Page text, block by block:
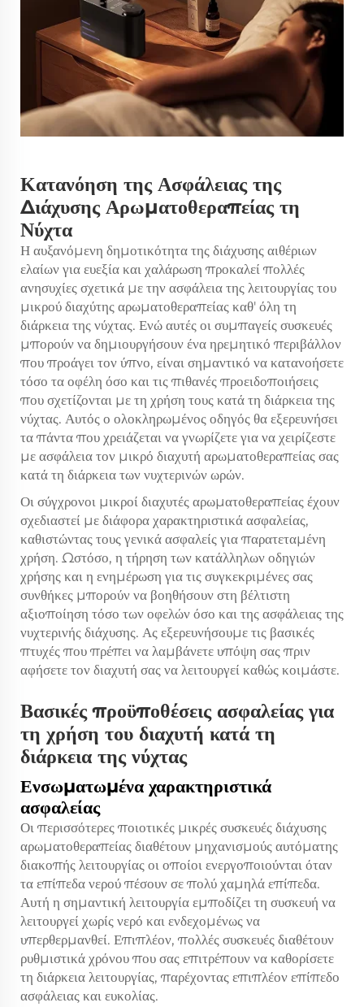
Κατανόηση της Ασφάλειας της
Διάχυσης Αρωματοθεραπείας τη
Νύχτα
Η αυξανόμενη δημοτικότητα της διάχυσης αιθέριων
ελαίων για ευεξία και χαλάρωση προκαλεί πολλές
ανησυχίες σχετικά με την ασφάλεια της λειτουργίας του
μικρού διαχύτης αρωματοθεραπείας καθ' όλη τη
διάρκεια της νύχτας. Ενώ αυτές οι συμπαγείς συσκευές
μπορούν να δημιουργήσουν ένα ηρεμητικό περιβάλλον
που προάγει τον ύπνο, είναι σημαντικό να κατανοήσετε
τόσο τα οφέλη όσο και τις πιθανές προειδοποιήσεις
που σχετίζονται με τη χρήση τους κατά τη διάρκεια της
νύχτας. Αυτός ο ολοκληρωμένος οδηγός θα εξερευνήσει
τα πάντα που χρειάζεται να γνωρίζετε για να χειρίζεστε
με ασφάλεια τον μικρό διαχυτή αρωματοθεραπείας σας
κατά τη διάρκεια των νυχτερινών ωρών.
Οι σύγχρονοι μικροί διαχυτές αρωματοθεραπείας έχουν
σχεδιαστεί με διάφορα χαρακτηριστικά ασφαλείας,
καθιστώντας τους γενικά ασφαλείς για παρατεταμένη
χρήση. Ωστόσο, η τήρηση των κατάλληλων οδηγιών
χρήσης και η ενημέρωση για τις συγκεκριμένες σας
συνθήκες μπορούν να βοηθήσουν στη βέλτιστη
αξιοποίηση τόσο των οφελών όσο και της ασφάλειας της
νυχτερινής διάχυσης. Ας εξερευνήσουμε τις βασικές
πτυχές που πρέπει να λαμβάνετε υπόψη σας πριν
αφήσετε τον διαχυτή σας να λειτουργεί καθώς κοιμάστε.
Βασικές προϋποθέσεις ασφαλείας για
τη χρήση του διαχυτή κατά τη
διάρκεια της νύχτας
Ενσωματωμένα χαρακτηριστικά
ασφαλείας
Οι περισσότερες ποιοτικές μικρές συσκευές διάχυσης
αρωματοθεραπείας διαθέτουν μηχανισμούς αυτόματης
διακοπής λειτουργίας οι οποίοι ενεργοποιούνται όταν
τα επίπεδα νερού πέσουν σε πολύ χαμηλά επίπεδα.
Αυτή η σημαντική λειτουργία εμποδίζει τη συσκευή να
λειτουργεί χωρίς νερό και ενδεχομένως να
υπερθερμανθεί. Επιπλέον, πολλές συσκευές διαθέτουν
ρυθμιστικά χρόνου που σας επιτρέπουν να καθορίσετε
τη διάρκεια λειτουργίας, παρέχοντας επιπλέον επίπεδο
ασφάλειας και ευκολίας.